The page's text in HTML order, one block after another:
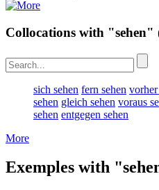
Collocations with "sehen"
sich sehen fern sehen vorher
sehen gleich sehen voraus
sehen entgegen sehen
More
Exemples with